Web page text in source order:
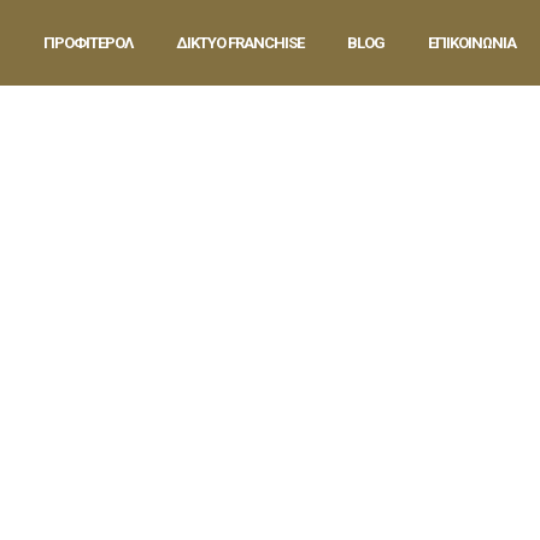
ΠΡΟΦΙΤΕΡΟΛ ΔΙΚΤΥΟ FRANCHISE BLOG ΕΠΙΚΟΙΝΩΝΙΑ